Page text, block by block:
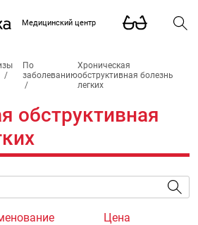
Медицинский центр
/
По
заболеванию
/
Хроническая
обструктивная болезнь
легких
обструктивная
Цена